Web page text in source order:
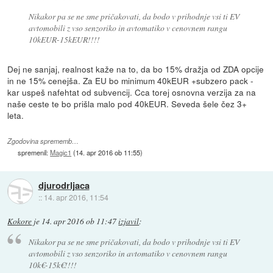
Nikakor pa se ne sme pričakovati, da bodo v prihodnje vsi ti EV
avtomobili z vso senzoriko in avtomatiko v cenovnem rangu
10kEUR-15kEUR!!!!
Dej ne sanjaj, realnost kaže na to, da bo 15% dražja od ZDA opcije
in ne 15% cenejša. Za EU bo minimum 40kEUR +subzero pack -
kar uspeš nafehtat od subvencij. Cca torej osnovna verzija za na
naše ceste te bo prišla malo pod 40kEUR. Seveda šele čez 3+
leta.
Zgodovina sprememb…
spremenil:Magic1 (14. apr 2016 ob 11:55)
djurodrljaca
:: 14. apr 2016, 11:54
Kokore je 14. apr 2016 ob 11:47izjavil:
Nikakor pa se ne sme pričakovati, da bodo v prihodnje vsi ti EV
avtomobili z vso senzoriko in avtomatiko v cenovnem rangu
10k€-15k€!!!!